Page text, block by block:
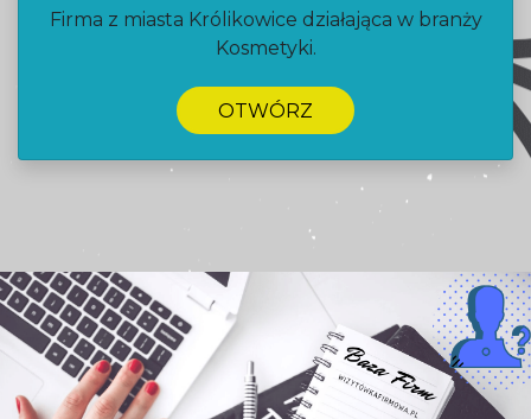
Firma z miasta Królikowice działająca w branży
Kosmetyki.
OTWÓRZ